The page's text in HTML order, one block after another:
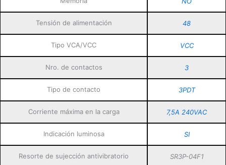
Tensión de alimentación 48
Tipo VCA/VCC VCC
Nro. de contactos 3
Tipo de contacto 3PDT
Corriente máxima en la carga 7,5A 240VAC
Indicación luminosa SI
Resorte de sujección antivibratorio SR3P-04F1